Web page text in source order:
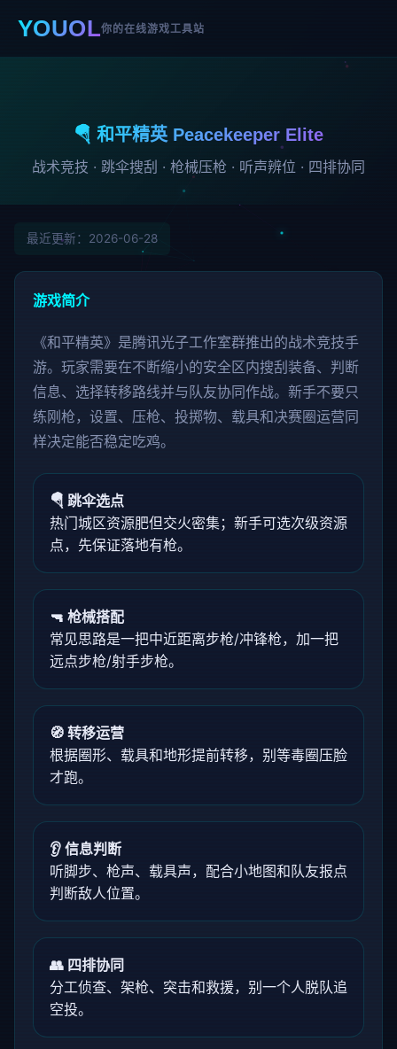
YOUOL你的在线游戏工具站
🪂 和平精英 Peacekeeper Elite
战术竞技 · 跳伞搜刮 · 枪械压枪 · 听声辨位 · 四排协同
最近更新：2026-06-28
游戏简介
《和平精英》是腾讯光子工作室群推出的战术竞技手
游。玩家需要在不断缩小的安全区内搜刮装备、判断
信息、选择转移路线并与队友协同作战。新手不要只
练刚枪，设置、压枪、投掷物、载具和决赛圈运营同
样决定能否稳定吃鸡。
🪂 跳伞选点
热门城区资源肥但交火密集；新手可选次级资源
点，先保证落地有枪。
🔫 枪械搭配
常见思路是一把中近距离步枪/冲锋枪，加一把
远点步枪/射手步枪。
🧭 转移运营
根据圈形、载具和地形提前转移，别等毒圈压脸
才跑。
👂 信息判断
听脚步、枪声、载具声，配合小地图和队友报点
判断敌人位置。
👥 四排协同
分工侦查、架枪、突击和救援，别一个人脱队追
空投。